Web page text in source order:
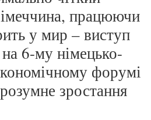
працюючи
у мир – виступ
6-му німецько-
форумі
зростання